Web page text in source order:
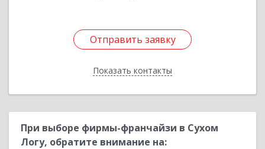
Отправить заявку
Показать контакты
Отправить заявку
Назад
При выборе фирмы-франчайзи в Сухом
Логу, обратите внимание на: